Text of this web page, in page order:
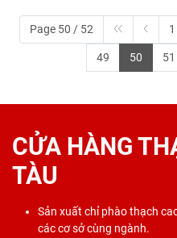
Page 50 / 52 1
49 50 51
CỬA HÀNG
TÀU
Sản xuất chỉ phào thạch
các cơ sở cùng ngành.